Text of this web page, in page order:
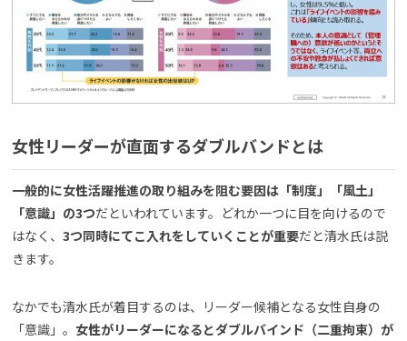
女性リーダーが直面するダブルバンドとは
一般的に女性活躍推進の取り組みを阻む要因は「制度」「風土」
「意識」の3つだといわれています。どれか一つに目を向けるので
はなく、 3つ同時にてこ入れをしていくことが重要だと清水氏は説
きます。
なかでも清水氏が着目するのは、リーダー候補となる女性自身の
「意識」。 女性がリーダーになるとダブルバインド（二重拘束）が